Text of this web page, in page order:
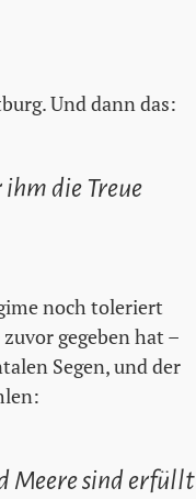
Und dann das:
die Treue
noch toleriert
gegeben hat –
Segen, und der
Meere sind erfüllt